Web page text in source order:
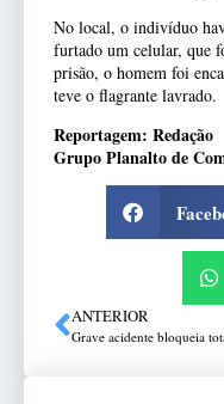
No local, o indivíduo
furtado um celular, que
prisão, o homem foi
teve o flagrante lavrado.
Reportagem: Redação
Grupo Planalto de
ANTERIOR